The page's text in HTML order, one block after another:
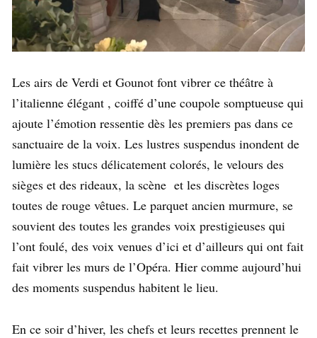
Les airs de Verdi et Gounot font vibrer ce théâtre à
l’italienne élégant , coiffé d’une coupole somptueuse qui
ajoute l’émotion ressentie dès les premiers pas dans ce
sanctuaire de la voix. Les lustres suspendus inondent de
lumière les stucs délicatement colorés, le velours des
sièges et des rideaux, la scène et les discrètes loges
toutes de rouge vêtues. Le parquet ancien murmure, se
souvient des toutes les grandes voix prestigieuses qui
l’ont foulé, des voix venues d’ici et d’ailleurs qui ont fait
fait vibrer les murs de l’Opéra. Hier comme aujourd’hui
des moments suspendus habitent le lieu.
En ce soir d’hiver, les chefs et leurs recettes prennent le